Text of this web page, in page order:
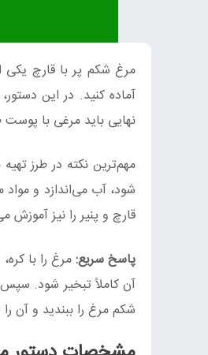
مرغ شکم پر با قارچ
آماده کنید. در این
نهایی باید مرغی با
مهم‌ترین نکته در طرز
شود، آب می‌اندازد و
قارچ و پنیر را نیز آموزش
پاسخ سریع:مرغ را با
آن کاملاً تبخیر شود. سپس
شکم مرغ را ببندید و آن را ابتدا با